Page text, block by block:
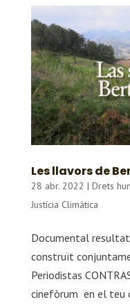
Les llavors de
28 abr. 2022 | Drets
Justícia Climàtica
Documental
construït
Periodistas
cinefòrum en el teu